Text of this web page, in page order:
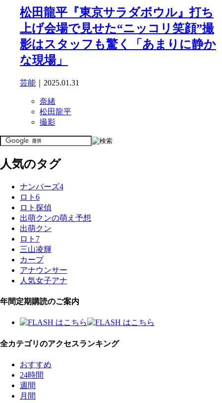
松田龍平『東京サラダボウル』打ち
上げ会場で見せた“ニッコリ笑顔”撮
影はスタッフも驚く「あまりに静か
な現場」
芸能 ｜2025.01.31
奈緒
松田龍平
撮影
人気のタグ
ナンバーズ4
ロト6
ロト探偵
出萌クンの萌え予想
出萌クン
ロト7
三山凌輝
カープ
アナウンサー
人気女子アナ
年間定期購読のご案内
全カテゴリのアクセスランキング
おすすめ
24時間
週間
月間